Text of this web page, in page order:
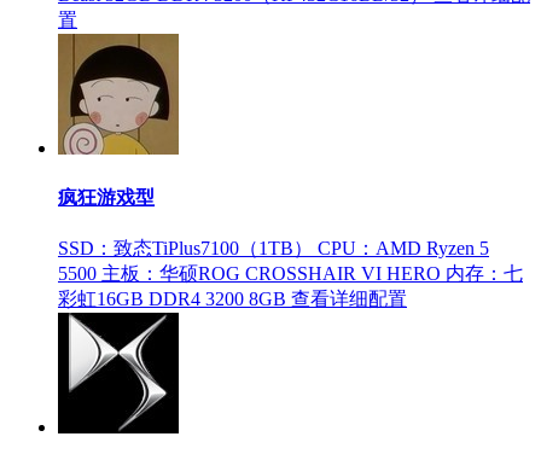
置
疯狂游戏型
SSD：致态TiPlus7100（1TB）
CPU：AMD Ryzen 5
5500 主板：华硕ROG CROSSHAIR VI HERO 内存：七
彩虹16GB DDR4 3200 8GB 查看详细配置